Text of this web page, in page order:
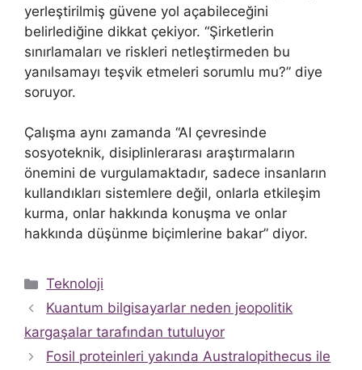
yerleştirilmiş güvene yol açabileceğini
belirlediğine dikkat çekiyor. “Şirketlerin
sınırlamaları ve riskleri netleştirmeden bu
yanılsamayı teşvik etmeleri sorumlu mu?” diye
soruyor.
Çalışma aynı zamanda “AI çevresinde
sosyoteknik, disiplinlerarası araştırmaların
önemini de vurgulamaktadır, sadece insanların
kullandıkları sistemlere değil, onlarla etkileşim
kurma, onlar hakkında konuşma ve onlar
hakkında düşünme biçimlerine bakar” diyor.
Kategoriler
Teknoloji
Kuantum bilgisayarlar neden jeopolitik
kargaşalar tarafından tutuluyor
Fosil proteinleri yakında Australopithecus ile